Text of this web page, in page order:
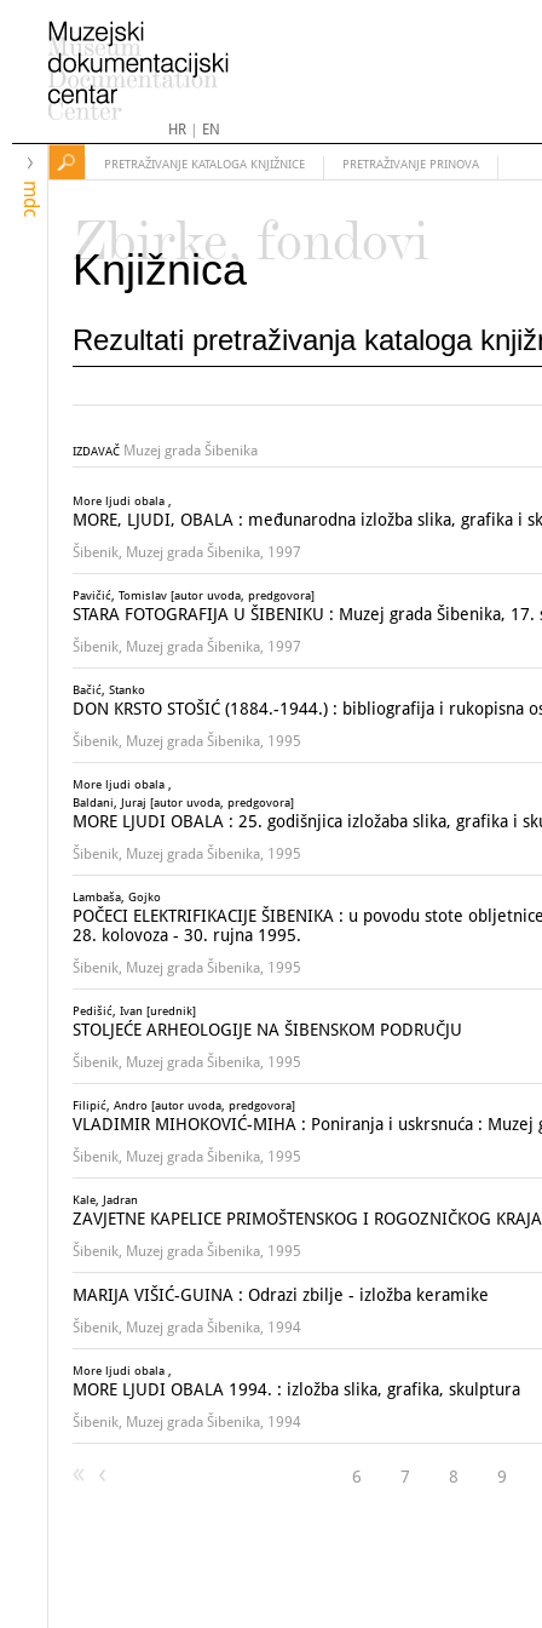
HR| EN
mdc
PRETRAŽIVANJE KATALOGA KNJIŽNICE PRETRAŽIVANJE PRINOVA
Zbirke, fondovi
Knjižnica
Rezultati pretraživanja kataloga
IZDAVAČ Muzej grada Šibenika
More ljudi obala ,
MORE, LJUDI, OBALA : međunarodna izložba slika, grafika i
Šibenik, Muzej grada Šibenika, 1997
Pavičić, Tomislav [autor uvoda, predgovora]
STARA FOTOGRAFIJA U ŠIBENIKU : Muzej grada Šibenika,
Šibenik, Muzej grada Šibenika, 1997
Bačić, Stanko
DON KRSTO STOŠIĆ (1884.-1944.) : bibliografija i
Šibenik, Muzej grada Šibenika, 1995
More ljudi obala ,
Baldani, Juraj [autor uvoda, predgovora]
MORE LJUDI OBALA : 25. godišnjica izložaba slika, grafika i
Šibenik, Muzej grada Šibenika, 1995
Lambaša, Gojko
POČECI ELEKTRIFIKACIJE ŠIBENIKA : u povodu stote
28. kolovoza - 30. rujna 1995.
Šibenik, Muzej grada Šibenika, 1995
Pedišić, Ivan [urednik]
STOLJEĆE ARHEOLOGIJE NA ŠIBENSKOM PODRUČJU
Šibenik, Muzej grada Šibenika, 1995
Filipić, Andro [autor uvoda, predgovora]
VLADIMIR MIHOKOVIĆ-MIHA : Poniranja i uskrsnuća :
Šibenik, Muzej grada Šibenika, 1995
Kale, Jadran
ZAVJETNE KAPELICE PRIMOŠTENSKOG I ROGOZNIČKOG KRAJA
Šibenik, Muzej grada Šibenika, 1995
MARIJA VIŠIĆ-GUINA : Odrazi zbilje - izložba keramike
Šibenik, Muzej grada Šibenika, 1994
More ljudi obala ,
MORE LJUDI OBALA 1994. : izložba slika, grafika, skulptura
Šibenik, Muzej grada Šibenika, 1994
6 7 8 9